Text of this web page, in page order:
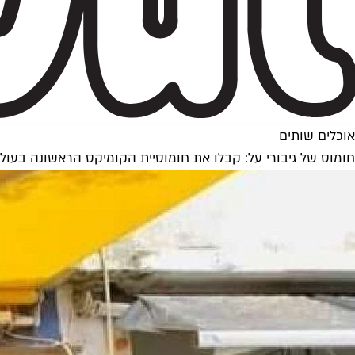
אוכלים שותים
חומוס של גיבורי על: קבלו את חומוסיית הקומיקס הראשונה